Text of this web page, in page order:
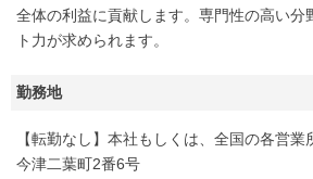
全体の利益に貢献します。専門性の高い分
ト力が求められます。
勤務地
【転勤なし】本社もしくは、全国の各営
今津二葉町2番6号